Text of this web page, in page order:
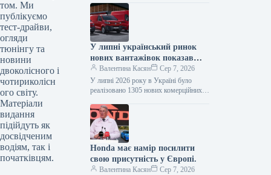
том. Ми
публікуємо
тест-драйви,
огляди
тюнінгу та
новини
двоколісного і
чотириколісн
ого світу.
Матеріали
видання
підійдуть як
досвідченим
водіям, так і
початківцям.
відсоткову частку менш ніж за 12
місяців від…
У липні український ринок
нових вантажівок показав
зростання продажів на 34
відсотки.
Валентина Касян
Сер 7, 2026
У липні 2026 року в Україні було
реалізовано 1305 нових комерційних
вантажівки та спеціалізовану техніку.
Ринок…
Honda має намір посилити
свою присутність у Європі.
Валентина Касян Сер 7, 2026